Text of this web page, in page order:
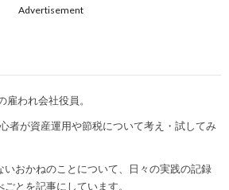
Advertisement
われ会社役員。
者が資産運用や節税について考え・試してみ
おかねのことについて、日々の実践の記録
とを記事にしています。